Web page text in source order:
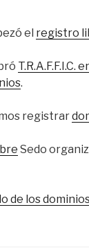
el registro
T.R.A.F.F.I.C.
.
registrar
Sedo
de los